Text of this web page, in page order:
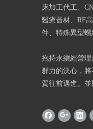
床加工代工、
醫療器材、RF
件、特殊異型螺
抱持永續經營
群力的決心，
質往前邁進。並